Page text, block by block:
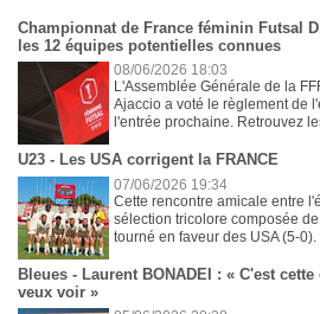
Championnat de France féminin Futsal
les 12 équipes potentielles connues
08/06/2026 18:03
L'Assemblée Générale de la
Ajaccio a voté le règlement de
l'entrée prochaine. Retrouvez
U23 - Les USA corrigent la FRANCE
07/06/2026 19:34
Cette rencontre amicale entre
sélection tricolore composée
tourné en faveur des USA (5-0).
Bleues - Laurent BONADEI : « C'est
veux voir »